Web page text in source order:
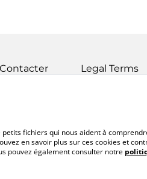
Legal Terms
fichiers qui nous aident à
en savoir plus sur ces cookies et
pouvez également consulter notre